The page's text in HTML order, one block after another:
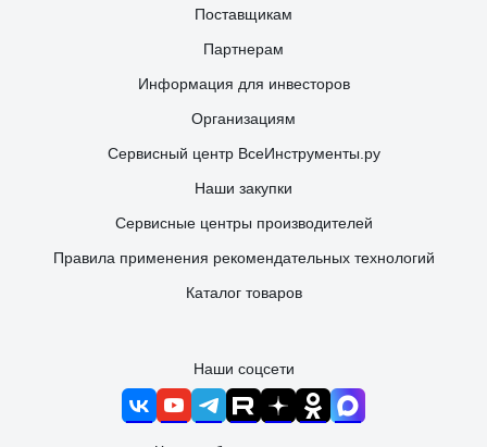
Поставщикам
Партнерам
Информация для инвесторов
Организациям
Сервисный центр ВсеИнструменты.ру
Наши закупки
Сервисные центры производителей
Правила применения рекомендательных технологий
Каталог товаров
Наши соцсети